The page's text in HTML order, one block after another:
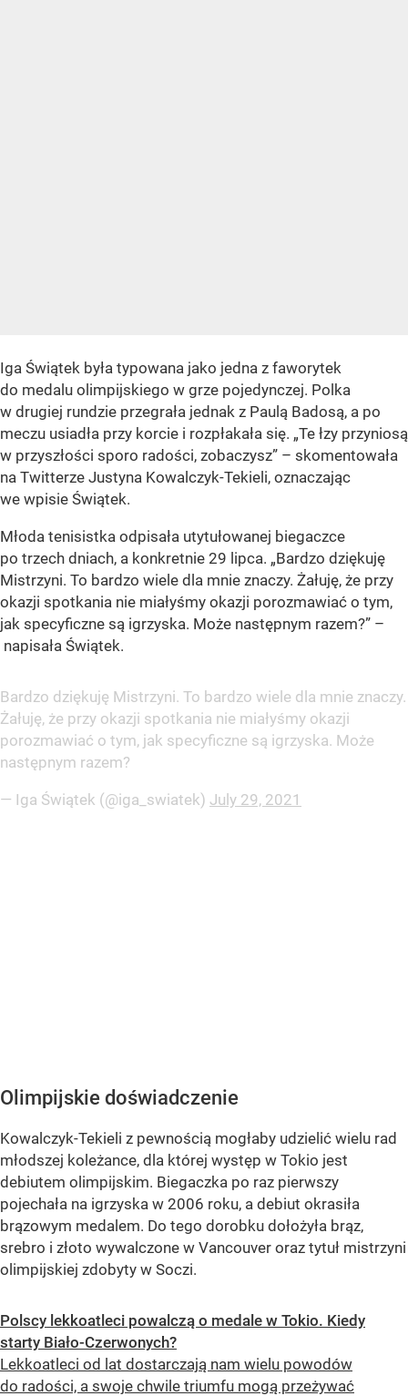
Iga Świątek była typowana jako jedna z faworytek
do medalu olimpijskiego w grze pojedynczej. Polka
w drugiej rundzie przegrała jednak z Paulą Badosą, a po
meczu usiadła przy korcie i rozpłakała się. „Te łzy przyniosą
w przyszłości sporo radości, zobaczysz” – skomentowała
na Twitterze Justyna Kowalczyk-Tekieli, oznaczając
we wpisie Świątek.
Młoda tenisistka odpisała utytułowanej biegaczce
po trzech dniach, a konkretnie 29 lipca. „Bardzo dziękuję
Mistrzyni. To bardzo wiele dla mnie znaczy. Żałuję, że przy
okazji spotkania nie miałyśmy okazji porozmawiać o tym,
jak specyficzne są igrzyska. Może następnym razem?” –
napisała Świątek.
Bardzo dziękuję Mistrzyni. To bardzo wiele dla mnie znaczy.
Żałuję, że przy okazji spotkania nie miałyśmy okazji
porozmawiać o tym, jak specyficzne są igrzyska. Może
następnym razem?
— Iga Świątek (@iga_swiatek) July 29, 2021
Olimpijskie doświadczenie
Kowalczyk-Tekieli z pewnością mogłaby udzielić wielu rad
młodszej koleżance, dla której występ w Tokio jest
debiutem olimpijskim. Biegaczka po raz pierwszy
pojechała na igrzyska w 2006 roku, a debiut okrasiła
brązowym medalem. Do tego dorobku dołożyła brąz,
srebro i złoto wywalczone w Vancouver oraz tytuł mistrzyni
olimpijskiej zdobyty w Soczi.
Polscy lekkoatleci powalczą o medale w Tokio. Kiedy
starty Biało-Czerwonych?
Lekkoatleci od lat dostarczają nam wielu powodów
do radości, a swoje chwile triumfu mogą przeżywać